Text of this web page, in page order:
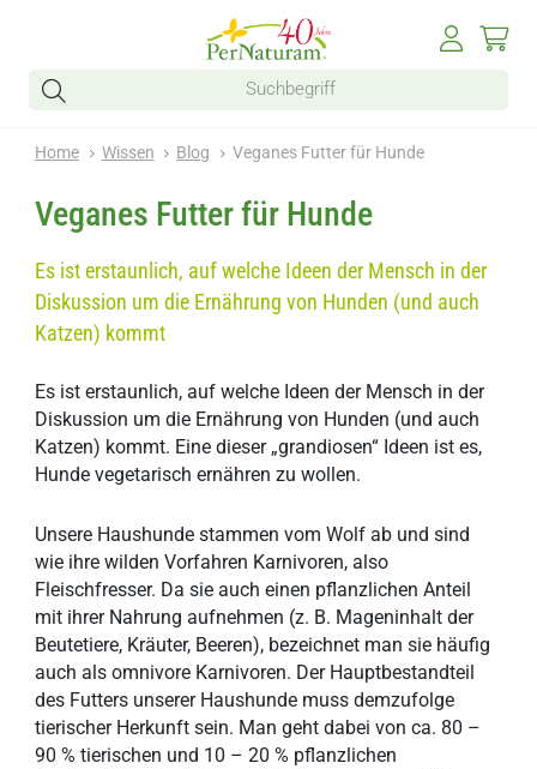
Home Wissen Blog Veganes Futter für Hunde
Veganes Futter für Hunde
Es ist erstaunlich, auf welche Ideen der Mensch in der
Diskussion um die Ernährung von Hunden (und auch
Katzen) kommt
Es ist erstaunlich, auf welche Ideen der Mensch in der
Diskussion um die Ernährung von Hunden (und auch
Katzen) kommt. Eine dieser „grandiosen“ Ideen ist es,
Hunde vegetarisch ernähren zu wollen.
Unsere Haushunde stammen vom Wolf ab und sind
wie ihre wilden Vorfahren Karnivoren, also
Fleischfresser. Da sie auch einen pflanzlichen Anteil
mit ihrer Nahrung aufnehmen (z. B. Mageninhalt der
Beutetiere, Kräuter, Beeren), bezeichnet man sie häufig
auch als omnivore Karnivoren. Der Hauptbestandteil
des Futters unserer Haushunde muss demzufolge
tierischer Herkunft sein. Man geht dabei von ca. 80 –
90 % tierischen und 10 – 20 % pflanzlichen